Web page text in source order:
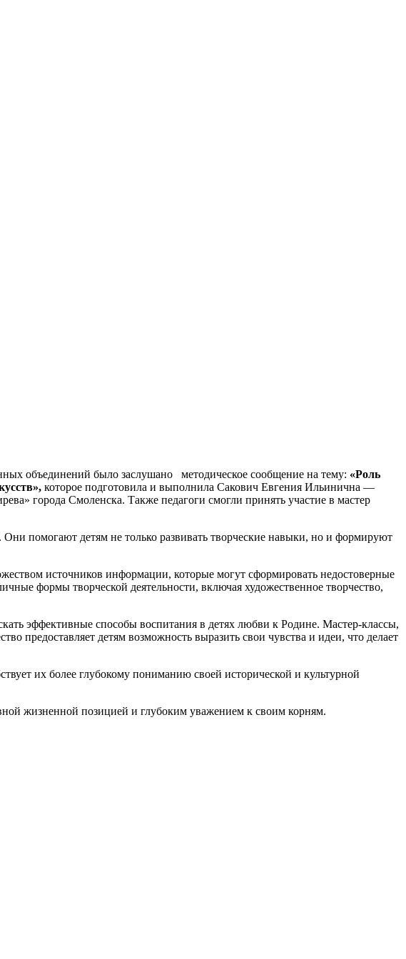
объединений было заслушано методическое сообщение на тему: «Роль
которое подготовила и выполнила Сакович Евгения Ильинична —
города Смоленска. Также педагоги смогли принять участие в мастер
помогают детям не только развивать творческие навыки, но и формируют
источников информации, которые могут сформировать недостоверные
формы творческой деятельности, включая художественное творчество,
эффективные способы воспитания в детях любви к Родине. Мастер-классы,
предоставляет детям возможность выразить свои чувства и идеи, что делает
их более глубокому пониманию своей исторической и культурной
жизненной позицией и глубоким уважением к своим корням.